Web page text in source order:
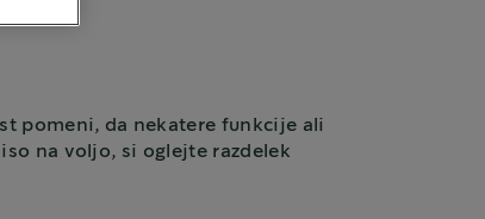
pomeni, da nekatere funkcije ali
na voljo, si oglejte razdelek